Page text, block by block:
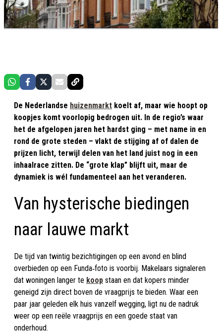
De Nederlandse huizenmarkt koelt af, maar wie hoopt op
koopjes komt voorlopig bedrogen uit. In de regio’s waar
het de afgelopen jaren het hardst ging – met name in en
rond de grote steden – vlakt de stijging af of dalen de
prijzen licht, terwijl delen van het land juist nog in een
inhaalrace zitten. De “grote klap” blijft uit, maar de
dynamiek is wél fundamenteel aan het veranderen.
Van hysterische biedingen
naar lauwe markt
De tijd van twintig bezichtigingen op een avond en blind
overbieden op een Funda‑foto is voorbij. Makelaars signaleren
dat woningen langer te koop staan en dat kopers minder
geneigd zijn direct boven de vraagprijs te bieden. Waar een
paar jaar geleden elk huis vanzelf wegging, ligt nu de nadruk
weer op een reële vraagprijs en een goede staat van
onderhoud.